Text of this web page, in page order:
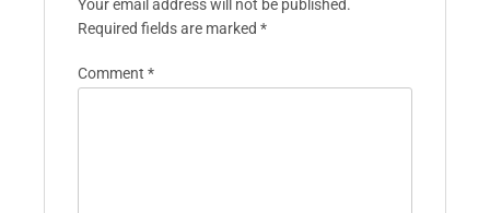
Your email address will not be published.
Required fields are marked *
Comment *